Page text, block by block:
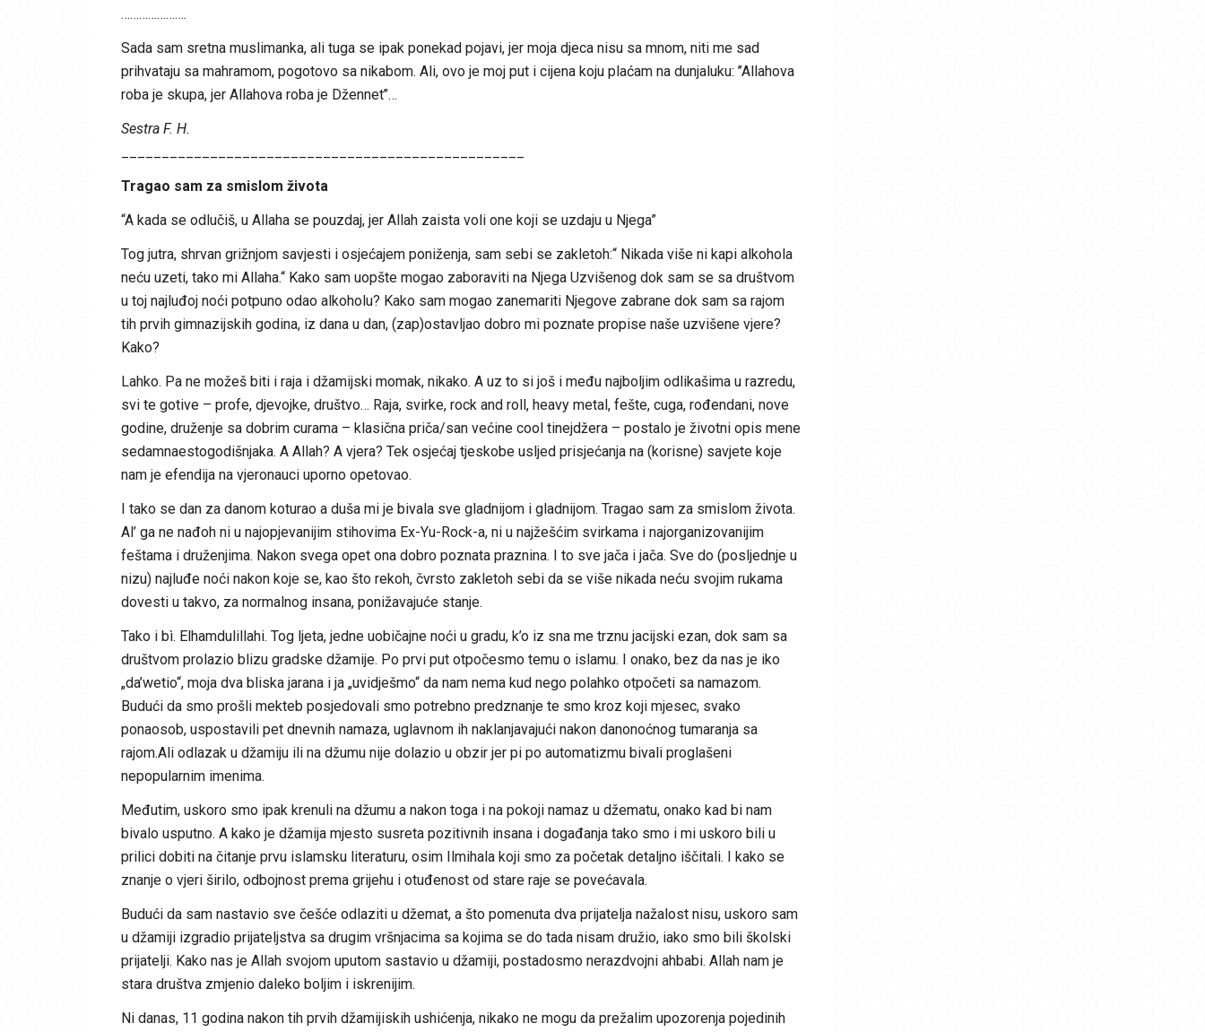
………………….
Sada sam sretna muslimanka, ali tuga se ipak ponekad pojavi, jer moja djeca nisu sa mnom, niti me sad
prihvataju sa mahramom, pogotovo sa nikabom. Ali, ovo je moj put i cijena koju plaćam na dunjaluku: ’’Allahova
roba je skupa, jer Allahova roba je Džennet’’…
Sestra F. H.
Tragao sam za smislom života
“A kada se odlučiš, u Allaha se pouzdaj, jer Allah zaista voli one koji se uzdaju u Njega”
Tog jutra, shrvan grižnjom savjesti i osjećajem poniženja, sam sebi se zakletoh:“ Nikada više ni kapi alkohola
neću uzeti, tako mi Allaha.“ Kako sam uopšte mogao zaboraviti na Njega Uzvišenog dok sam se sa društvom
u toj najluđoj noći potpuno odao alkoholu? Kako sam mogao zanemariti Njegove zabrane dok sam sa rajom
tih prvih gimnazijskih godina, iz dana u dan, (zap)ostavljao dobro mi poznate propise naše uzvišene vjere?
Kako?
Lahko. Pa ne možeš biti i raja i džamijski momak, nikako. A uz to si još i među najboljim odlikašima u razredu,
svi te gotive – profe, djevojke, društvo… Raja, svirke, rock and roll, heavy metal, fešte, cuga, rođendani, nove
godine, druženje sa dobrim curama – klasična priča/san većine cool tinejdžera – postalo je životni opis mene
sedamnaestogodišnjaka. A Allah? A vjera? Tek osjećaj tjeskobe usljed prisjećanja na (korisne) savjete koje
nam je efendija na vjeronauci uporno opetovao.
I tako se dan za danom koturao a duša mi je bivala sve gladnijom i gladnijom. Tragao sam za smislom života.
Al’ ga ne nađoh ni u najopjevanijim stihovima Ex-Yu-Rock-a, ni u najžešćim svirkama i najorganizovanijim
feštama i druženjima. Nakon svega opet ona dobro poznata praznina. I to sve jača i jača. Sve do (posljednje u
nizu) najluđe noći nakon koje se, kao što rekoh, čvrsto zakletoh sebi da se više nikada neću svojim rukama
dovesti u takvo, za normalnog insana, ponižavajuće stanje.
Tako i bì. Elhamdulillahi. Tog ljeta, jedne uobičajne noći u gradu, k’o iz sna me trznu jacijski ezan, dok sam sa
društvom prolazio blizu gradske džamije. Po prvi put otpočesmo temu o islamu. I onako, bez da nas je iko
„da’wetio“, moja dva bliska jarana i ja „uvidješmo“ da nam nema kud nego polahko otpočeti sa namazom.
Budući da smo prošli mekteb posjedovali smo potrebno predznanje te smo kroz koji mjesec, svako
ponaosob, uspostavili pet dnevnih namaza, uglavnom ih naklanjavajući nakon danonoćnog tumaranja sa
rajom.Ali odlazak u džamiju ili na džumu nije dolazio u obzir jer pi po automatizmu bivali proglašeni
nepopularnim imenima.
Međutim, uskoro smo ipak krenuli na džumu a nakon toga i na pokoji namaz u džematu, onako kad bi nam
bivalo usputno. A kako je džamija mjesto susreta pozitivnih insana i događanja tako smo i mi uskoro bili u
prilici dobiti na čitanje prvu islamsku literaturu, osim Ilmihala koji smo za početak detaljno iščitali. I kako se
znanje o vjeri širilo, odbojnost prema grijehu i otuđenost od stare raje se povećavala.
Budući da sam nastavio sve češće odlaziti u džemat, a što pomenuta dva prijatelja nažalost nisu, uskoro sam
u džamiji izgradio prijateljstva sa drugim vršnjacima sa kojima se do tada nisam družio, iako smo bili školski
prijatelji. Kako nas je Allah svojom uputom sastavio u džamiji, postadosmo nerazdvojni ahbabi. Allah nam je
stara društva zmjenio daleko boljim i iskrenijim.
Ni danas, 11 godina nakon tih prvih džamijiskih ushićenja, nikako ne mogu da prežalim upozorenja pojedinih